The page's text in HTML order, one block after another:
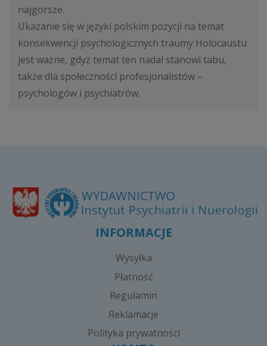
najgorsze.
Ukazanie się w języki polskim pozycji na temat
konsekwencji psychologicznych traumy Holocaustu
jest ważne, gdyż temat ten nadal stanowi tabu,
także dla społeczności profesjonalistów –
psychologów i psychiatrów.
INFORMACJE
Wysyłka
Płatność
Regulamin
Reklamacje
Polityka prywatności